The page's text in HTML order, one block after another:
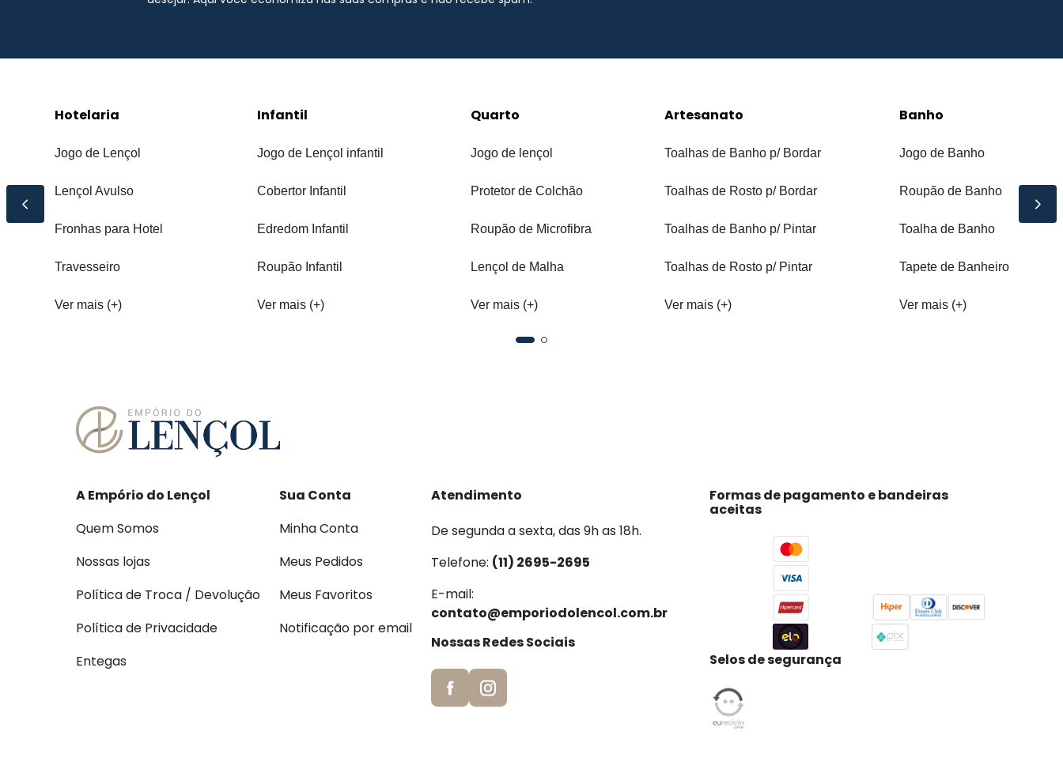
Hotelaria
Jogo de Lençol
Lençol Avulso
Fronhas para Hotel
Travesseiro
Ver mais (+)
Infantil
Jogo de Lençol infantil
Cobertor Infantil
Edredom Infantil
Roupão Infantil
Ver mais (+)
Quarto
Jogo de lençol
Protetor de Colchão
Roupão de Microfibra
Lençol de Malha
Ver mais (+)
Artesanato
Toalhas de Banho p/ Bordar
Toalhas de Rosto p/ Bordar
Toalhas de Banho p/ Pintar
Toalhas de Rosto p/ Pintar
Ver mais (+)
Banho
Jogo de Banho
Roupão de Banho
Toalha de Banho
Tapete de Banheiro
Ver mais (+)
A Empório do Lençol
Quem Somos
Nossas lojas
Política de Troca / Devolução
Política de Privacidade
Entegas
Sua Conta
Minha Conta
Meus Pedidos
Meus Favoritos
Notificação por email
Atendimento
De segunda a sexta, das 9h as 18h.
Telefone: (11) 2695-2695
E-mail:
contato@emporiodolencol.com.br
Nossas Redes Sociais
Formas de pagamento e bandeiras
aceitas
Selos de segurança